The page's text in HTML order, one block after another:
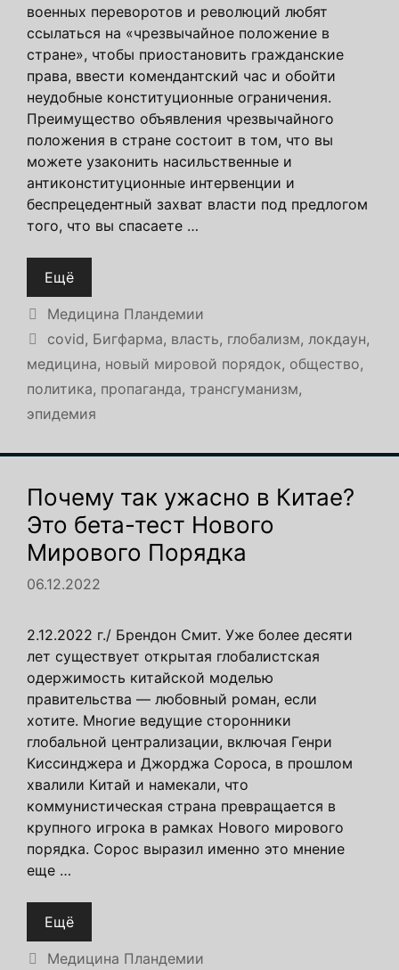
военных переворотов и революций любят
ссылаться на «чрезвычайное положение в
стране», чтобы приостановить гражданские
права, ввести комендантский час и обойти
неудобные конституционные ограничения.
Преимущество объявления чрезвычайного
положения в стране состоит в том, что вы
можете узаконить насильственные и
антиконституционные интервенции и
беспрецедентный захват власти под предлогом
того, что вы спасаете …
Ещё
Рубрики
Медицина Пландемии
Метки
covid, Бигфарма, власть, глобализм, локдаун,
медицина, новый мировой порядок, общество,
политика, пропаганда, трансгуманизм,
эпидемия
Почему так ужасно в Китае?
Это бета-тест Нового
Мирового Порядка
06.12.2022
2.12.2022 г./ Брендон Смит. Уже более десяти
лет существует открытая глобалистская
одержимость китайской моделью
правительства — любовный роман, если
хотите. Многие ведущие сторонники
глобальной централизации, включая Генри
Киссинджера и Джорджа Сороса, в прошлом
хвалили Китай и намекали, что
коммунистическая страна превращается в
крупного игрока в рамках Нового мирового
порядка. Сорос выразил именно это мнение
еще …
Ещё
Рубрики
Медицина Пландемии